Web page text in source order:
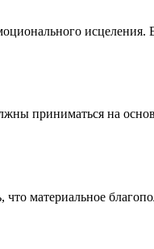
приниматься на
материальное